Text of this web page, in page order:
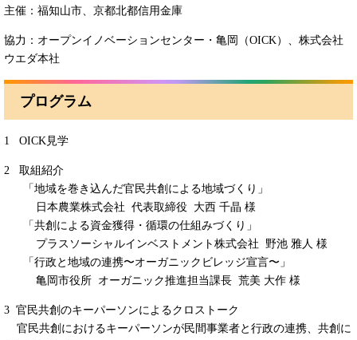
主催：福知山市、京都北都信用金庫
協力：オープンイノベーションセンター・亀岡（OICK）、株式会社
ウエダ本社
プログラム
1 OICK見学
2 取組紹介
「地域を巻き込んだ官民共創による地域づくり」
日本農業株式会社 代表取締役 大西 千晶 様
「共創による資金獲得・循環の仕組みづくり」
プラスソーシャルインベストメント株式会社 野池 雅人 様
「行政と地域の連携〜オーガニックビレッジ宣言〜」
亀岡市役所 オーガニック推進担当課長 荒美 大作 様
3 官民共創のキーパーソンによるクロストーク
官民共創におけるキーパーソンが民間事業者と行政の連携、共創に